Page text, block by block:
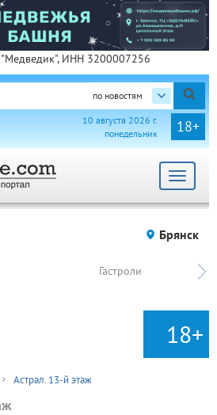
ИНН 3200007256
по новостям
18+
10 августа 2026 г.
понедельник
Toggle
Брянск
Гастроли
18+
Астрал. 13-й этаж